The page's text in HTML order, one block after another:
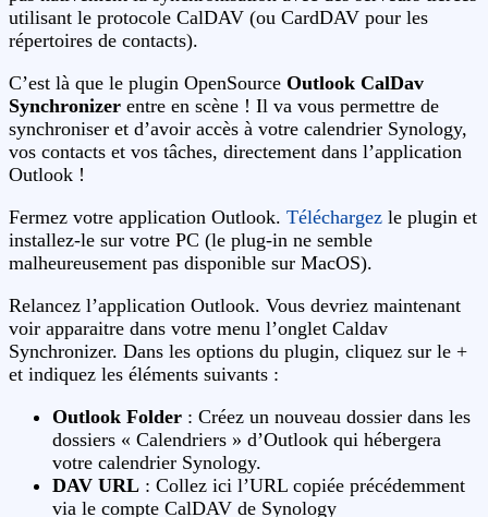
utilisant le protocole CalDAV (ou CardDAV pour les
répertoires de contacts).
C’est là que le plugin OpenSource Outlook CalDav
Synchronizer entre en scène ! Il va vous permettre de
synchroniser et d’avoir accès à votre calendrier Synology,
vos contacts et vos tâches, directement dans l’application
Outlook !
Fermez votre application Outlook. Téléchargez le plugin et
installez-le sur votre PC (le plug-in ne semble
malheureusement pas disponible sur MacOS).
Relancez l’application Outlook. Vous devriez maintenant
voir apparaitre dans votre menu l’onglet Caldav
Synchronizer. Dans les options du plugin, cliquez sur le +
et indiquez les éléments suivants :
Outlook Folder : Créez un nouveau dossier dans les
dossiers « Calendriers » d’Outlook qui hébergera
votre calendrier Synology.
DAV URL : Collez ici l’URL copiée précédemment
via le compte CalDAV de Synology